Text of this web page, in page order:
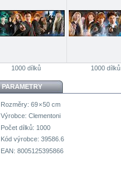
1000 dílků 1000 dílků
PARAMETRY
Rozměry: 69 × 50 cm
Výrobce: Clementoni
Počet dílků: 1000
Kód výrobce: 39586.6
EAN: 8005125395866